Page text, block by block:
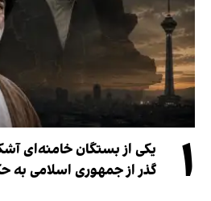
۱
یکی از بستگان خامنه‌ای
گذر از جمهوری اسلامی